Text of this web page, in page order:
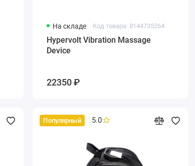
На складе Код товара: 8144735264
Hypervolt Vibration Massage
Device
22350 ₽
Популярный 5.0